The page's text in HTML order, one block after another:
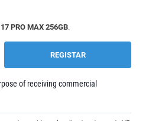
PRO MAX 256GB.
of receiving commercial